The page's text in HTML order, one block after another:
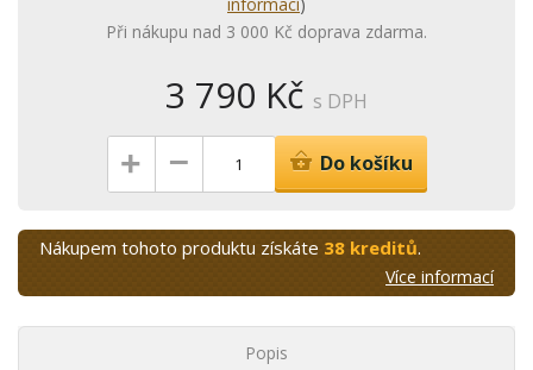
Při nákupu nad 3 000 Kč doprava zdarma.
3 790 Kč s DPH
+ – Do košíku
Nákupem tohoto produktu získáte 38 kreditů.
Více informací
Popis